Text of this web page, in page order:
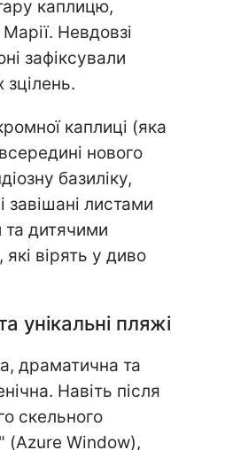
каплицю,
Невдовзі
зафіксували
каплиці (яка
нового
базиліку,
завішані листами
дитячими
вірять у диво
унікальні пляжі
драматична та
Навіть після
скельного
(Azure Window),